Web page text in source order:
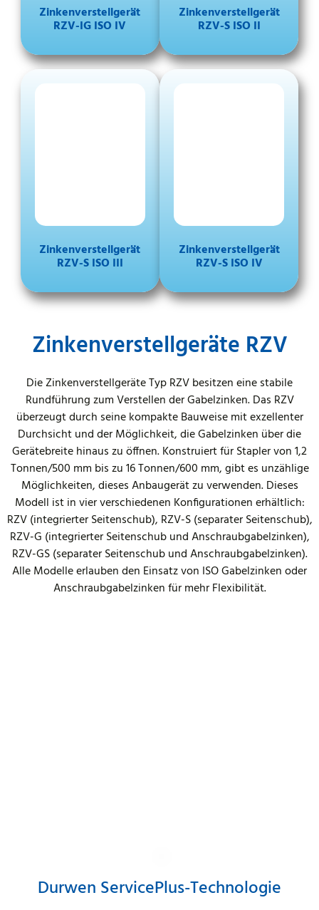
Zinkenverstellgeräte RZV
Die Zinkenverstellgeräte Typ RZV besitzen eine stabile
Rundführung zum Verstellen der Gabelzinken. Das RZV
überzeugt durch seine kompakte Bauweise mit exzellenter
Durchsicht und der Möglichkeit, die Gabelzinken über die
Gerätebreite hinaus zu öffnen. Konstruiert für Stapler von 1,2
Tonnen/500 mm bis zu 16 Tonnen/600 mm, gibt es unzählige
Möglichkeiten, dieses Anbaugerät zu verwenden. Dieses
Modell ist in vier verschiedenen Konfigurationen erhältlich:
RZV (integrierter Seitenschub), RZV-S (separater Seitenschub),
RZV-G (integrierter Seitenschub und Anschraubgabelzinken),
RZV-GS (separater Seitenschub und Anschraubgabelzinken).
Alle Modelle erlauben den Einsatz von ISO Gabelzinken oder
Anschraubgabelzinken für mehr Flexibilität.
Durwen ServicePlus-Technologie
Zinkenverstellgerät
RZV-IG ISO IV
Zinkenverstellgerät
RZV-S ISO II
Zinkenverstellgerät
RZV-S ISO III
Zinkenverstellgerät
RZV-S ISO IV